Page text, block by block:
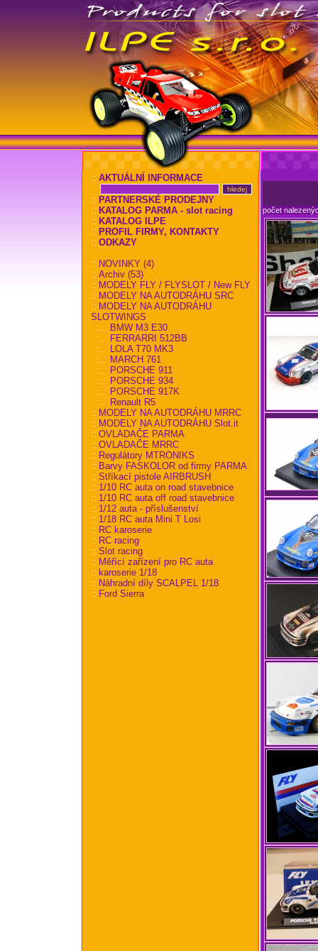
:: AKTUÁLNÍ INFORMACE
:: PARTNERSKÉ PRODEJNY
:: KATALOG PARMA - slot racing
:: KATALOG ILPE
:: PROFIL FIRMY, KONTAKTY
:: ODKAZY
:: NOVINKY (4)
:: Archiv (53)
:: MODELY FLY / FLYSLOT / New FLY
:: MODELY NA AUTODRÁHU SRC
:: MODELY NA AUTODRÁHU
SLOTWINGS
:..
BMW M3 E30
:..
FERRARRI 512BB
:..
LOLA T70 MK3
:..
MARCH 761
:..
PORSCHE 911
:..
PORSCHE 934
:..
PORSCHE 917K
:..
Renault R5
:: MODELY NA AUTODRÁHU MRRC
:: MODELY NA AUTODRÁHU Slot.it
:: OVLADAČE PARMA
:: OVLADAČE MRRC
:: Regulátory MTRONIKS
:: Barvy FASKOLOR od firmy PARMA
:: Stříkací pistole AIRBRUSH
:: 1/10 RC auta on road stavebnice
:: 1/10 RC auta off road stavebnice
:: 1/12 auta - příslušenství
:: 1/18 RC auta Mini T Losi
:: RC karoserie
:: RC racing
:: Slot racing
:: Měřící zařízení pro RC auta
:: karoserie 1/18
:: Náhradní díly SCALPEL 1/18
:: Ford Sierra
počet